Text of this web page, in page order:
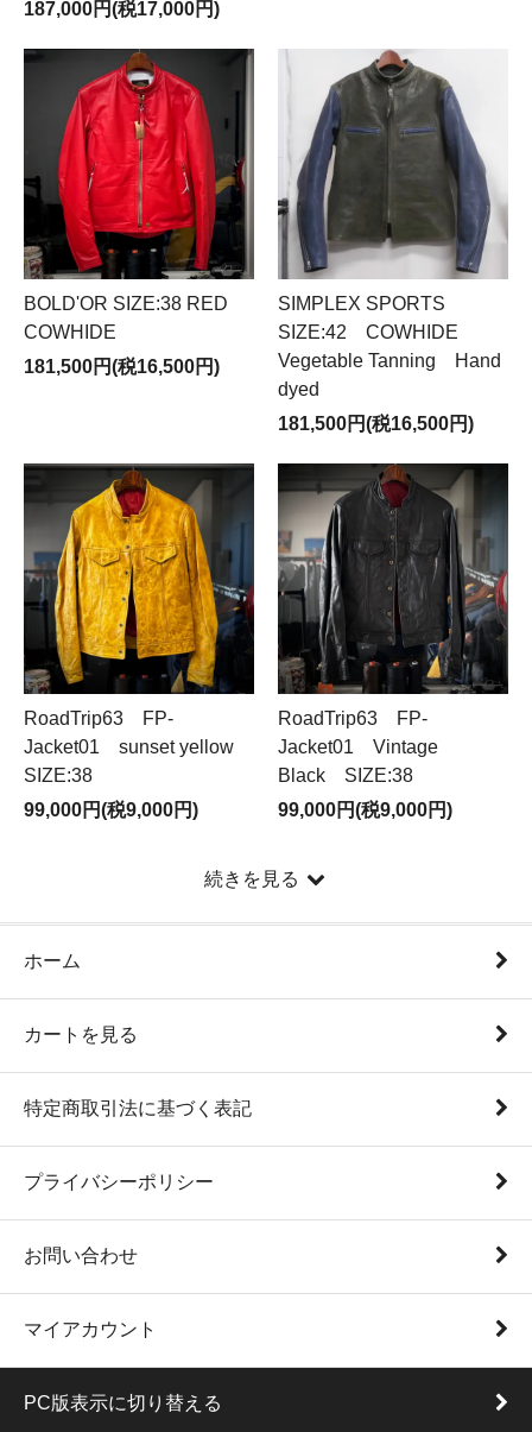
187,000円(税17,000円)
BOLD'OR SIZE:38 RED
COWHIDE
181,500円(税16,500円)
SIMPLEX SPORTS
SIZE:42 COWHIDE
Vegetable Tanning Hand
dyed
181,500円(税16,500円)
RoadTrip63 FP-
Jacket01 sunset yellow
SIZE:38
99,000円(税9,000円)
RoadTrip63 FP-
Jacket01 Vintage
Black SIZE:38
99,000円(税9,000円)
続きを見る
ホーム
カートを見る
特定商取引法に基づく表記
プライバシーポリシー
お問い合わせ
マイアカウント
PC版表示に切り替える